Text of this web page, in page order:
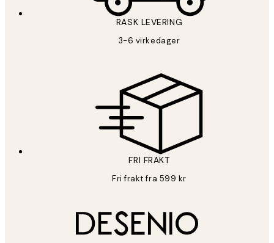
RASK LEVERING
3-6 virkedager
FRI FRAKT
Fri frakt fra 599 kr